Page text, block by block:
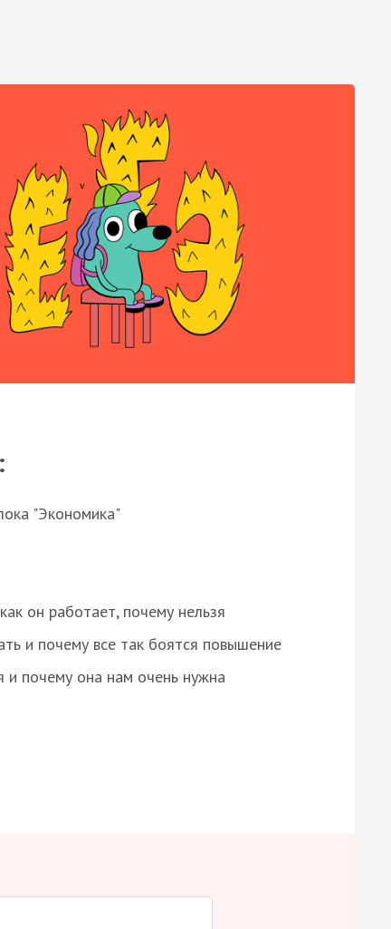
"Экономика"
он работает, почему нельзя
и почему все так боятся повышение
и почему она нам очень нужна